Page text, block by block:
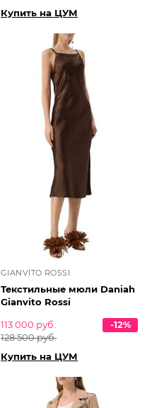
Купить на ЦУМ
GIANVITO ROSSI
Текстильные мюли Daniah
Gianvito Rossi
113 000 руб.
128 500 руб.
-12%
Купить на ЦУМ